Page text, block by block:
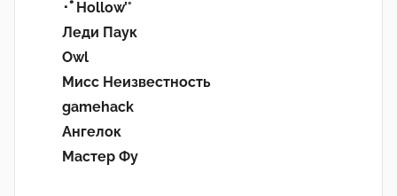
･ﾟHollow’°
Леди Паук
Owl
Мисс Неизвестность
gamehack
Ангелок
Мастер Фу